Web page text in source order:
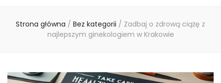
Strona główna / Bez kategorii / Zadbaj o zdrową ciążę z
najlepszym ginekologiem w Krakowie